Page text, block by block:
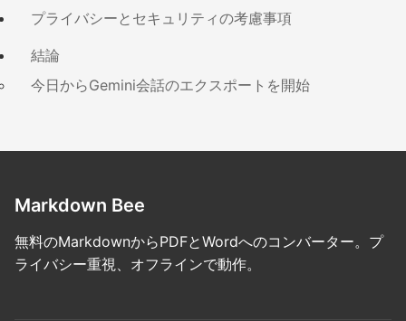
プライバシーとセキュリティの考慮事項
結論
今日からGemini会話のエクスポートを開始
Markdown Bee
無料のMarkdownからPDFとWordへのコンバーター。プ
ライバシー重視、オフラインで動作。